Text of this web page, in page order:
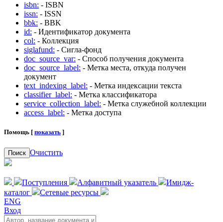
isbn: - ISBN
issn: - ISSN
bbk: - BBK
id: - Идентификатор документа
col: - Коллекция
siglafund: - Сигла-фонд
doc_source_var: - Способ получения документа
doc_source_label: - Метка места, откуда получен
документ
text_indexing_label: - Метка индексации текста
classifier_label: - Метка классификатора
service_collection_label: - Метка служебной коллекции
access_label: - Метка доступа
Помощь [ показать ]
Поиск Очистить
Поступления Алфавитный указатель
Имидж-
каталог
Сетевые ресурсы
ENG
Вход